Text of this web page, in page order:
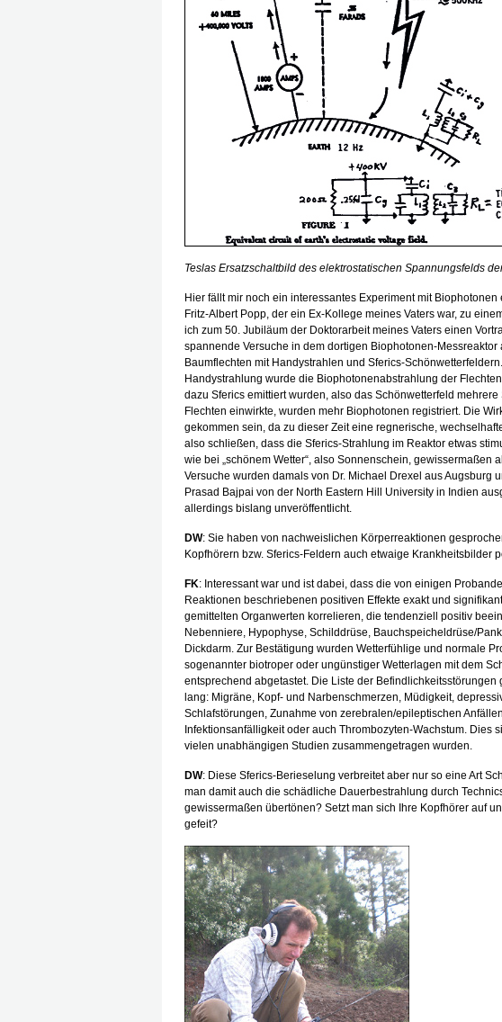
Teslas Ersatzschaltbild des elektrostatischen Spannungsfelds
Hier fällt mir noch ein interessantes Experiment mit
Fritz-Albert Popp, der ein Ex-Kollege meines Vaters war, zu
ich zum 50. Jubiläum der Doktorarbeit meines Vaters einen
spannende Versuche in dem dortigen Biophotonen-Messreaktor
Baumflechten mit Handystrahlen und Sferics-
Handystrahlung wurde die Biophotonenabstrahlung der
dazu Sferics emittiert wurden, also das Schönwetterfeld
Flechten einwirkte, wurden mehr Biophotonen registriert. Die
gekommen sein, da zu dieser Zeit eine regnerische,
also schließen, dass die Sferics-Strahlung im Reaktor etwas
wie bei „schönem Wetter“, also Sonnenschein, gewissermaßen
Versuche wurden damals von Dr. Michael Drexel aus Augsburg
Prasad Bajpai von der North Eastern Hill University in Indien
allerdings bislang unveröffentlicht.
DW: Sie haben von nachweislichen Körperreaktionen
Kopfhörern bzw. Sferics-Feldern auch etwaige Krankheitsbilder
FK: Interessant war und ist dabei, dass die von einigen
Reaktionen beschriebenen positiven Effekte exakt und
gemittelten Organwerten korrelieren, die tendenziell positiv
Nebenniere, Hypophyse, Schilddrüse, Bauchspeicheldrüse/
Dickdarm. Zur Bestätigung wurden Wetterfühlige und normale
sogenannter biotroper oder ungünstiger Wetterlagen mit dem
entsprechend abgetastet. Die Liste der Befindlichkeitsstörungen
lang: Migräne, Kopf- und Narbenschmerzen, Müdigkeit,
Schlafstörungen, Zunahme von zerebralen/epileptischen
Infektionsanfälligkeit oder auch Thrombozyten-Wachstum. Dies
vielen unabhängigen Studien zusammengetragen wurden.
DW: Diese Sferics-Berieselung verbreitet aber nur so eine Art
man damit auch die schädliche Dauerbestrahlung durch
gewissermaßen übertönen? Setzt man sich Ihre Kopfhörer auf
gefeit?